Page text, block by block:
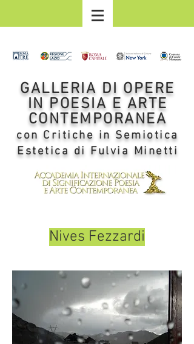
GALLERIA DI OPERE
IN POESIA E ARTE
CONTEMPORANEA
con Critiche in Semiotica
Estetica di Fulvia Minetti
Nives Fezzardi